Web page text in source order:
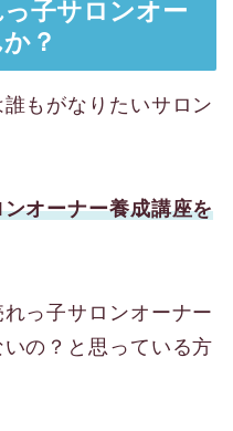
子サロンオー
？
もがなりたいサロン
オーナー養成講座を
っ子サロンオーナー
の？と思っている方